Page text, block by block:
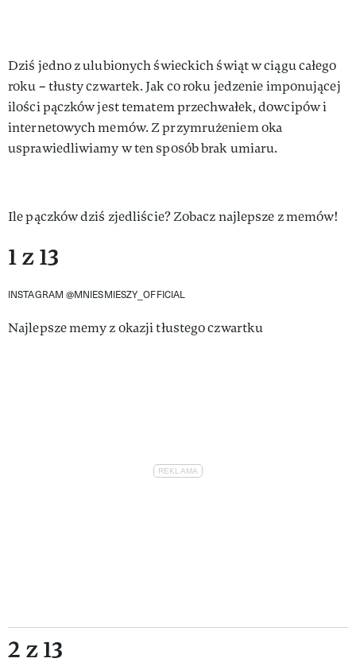
Dziś jedno z ulubionych świeckich świąt w ciągu całego
roku – tłusty czwartek. Jak co roku jedzenie imponującej
ilości pączków jest tematem przechwałek, dowcipów i
internetowych memów. Z przymrużeniem oka
usprawiedliwiamy w ten sposób brak umiaru.
Ile pączków dziś zjedliście? Zobacz najlepsze z memów!
1 z 13
INSTAGRAM @MNIESMIESZY_OFFICIAL
Najlepsze memy z okazji tłustego czwartku
2 z 13